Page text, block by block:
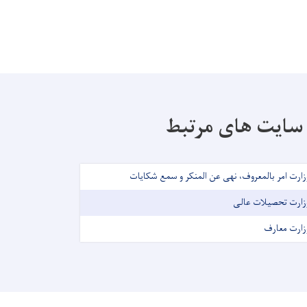
سایت های مرتبط
امر بالمعروف، نهی عن المنکر و سمع شکایات
تحصیلات عالی
معارف